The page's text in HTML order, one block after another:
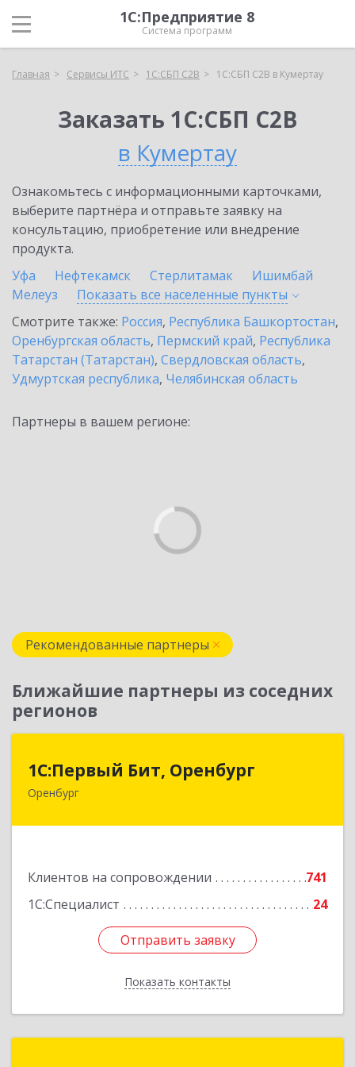
1С:Предприятие 8
Система программ
Главная Сервисы ИТС 1С:СБП C2B 1С:СБП C2B в Кумертау
Заказать 1С:СБП C2B
в Кумертау
Ознакомьтесь с информационными карточками,
выберите партнёра и отправьте заявку на
консультацию, приобретение или внедрение
продукта.
Уфа
Нефтекамск Стерлитамак
Ишимбай
Мелеуз
Показать все населенные пункты
Смотрите также: Россия, Республика Башкортостан,
Оренбургская область, Пермский край, Республика
Татарстан (Татарстан), Свердловская область,
Удмуртская республика, Челябинская область
Партнеры в вашем регионе:
Рекомендованные партнеры
Ближайшие партнеры из соседних
регионов
1С:Первый Бит, Оренбург
Оренбург
Клиентов на сопровождении
741
1С:Специалист
24
Отправить заявку
Показать контакты
1С:Первый Бит, Оренбург
460044, Оренбургская обл, Оренбург, Березка
Отправить заявку
Назад